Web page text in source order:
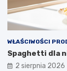
WŁAŚCIWOŚCI
Spaghetti dla
2 sierpnia 2026